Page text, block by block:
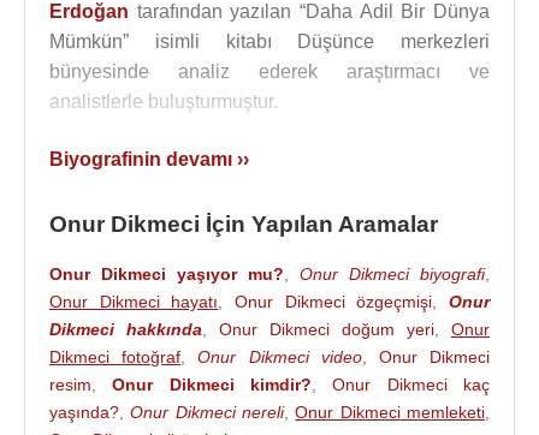
Erdoğan tarafından yazılan “Daha Adil Bir Dünya
Mümkün” isimli kitabı Düşünce merkezleri
bünyesinde analiz ederek araştırmacı ve
analistlerle buluşturmuştur.
Cumhurbaşkanlığı İletişim Başkanlığı ile ilgili ilk
Katıldığı ya da düzenleyici olarak yer aldığı bazı
“Terör ve İstihbarat Okulu”, “Terörizmle Mücadele ve
İstihbarat”, “İstihbarat Örgütleri”, “Vaka Analizleri
Kapsamında İstihbarat”, “Dışişleri ve Güvenlik
Bürokrasisine Hazırlık Eğitimi”, “İstihbarat ve
Güvenlik”, “İstihbarat ve Psikolojik Savaş”, “NATO
Biyografinin devamı ››
Onur Dikmeci İçin Yapılan Aramalar
Onur Dikmeci yaşıyor mu? Onur Dikmeci biyografi,
Onur Dikmeci hayatı ,Onur Dikmeci özgeçmişi ,Onur
Dikmeci hakkında
Onur Dikmeci doğum yeri
Onur
Dikmeci fotoğraf ,Onur Dikmeci video, Onur Dikmeci
resim ,Onur Dikmeci kimdir? ,Onur Dikmeci kaç
yaşında? ,Onur Dikmeci nereli,Onur Dikmeci memleketi